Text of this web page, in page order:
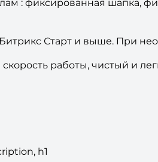
: фиксированная шапка,
Старт и выше. При
работы, чистый и
h1